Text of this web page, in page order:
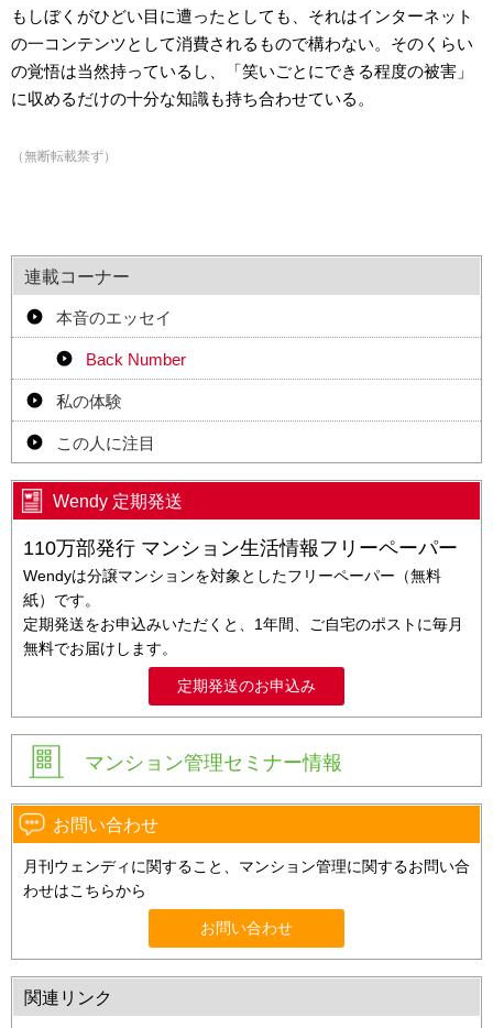
もしぼくがひどい目に遭ったとしても、それはインターネット
の一コンテンツとして消費されるもので構わない。そのくらい
の覚悟は当然持っているし、「笑いごとにできる程度の被害」
に収めるだけの十分な知識も持ち合わせている。
（無断転載禁ず）
連載コーナー
本音のエッセイ
Back Number
私の体験
この人に注目
Wendy 定期発送
110万部発行 マンション生活情報フリーペーパー
Wendyは分譲マンションを対象としたフリーペーパー（無料
紙）です。
定期発送をお申込みいただくと、1年間、ご自宅のポストに毎月
無料でお届けします。
定期発送のお申込み
マンション管理セミナー情報
お問い合わせ
月刊ウェンディに関すること、マンション管理に関するお問い合
わせはこちらから
お問い合わせ
関連リンク